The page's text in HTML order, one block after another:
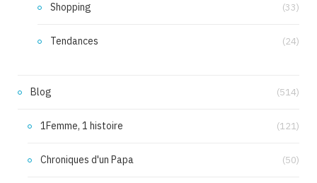
Shopping (33)
Tendances (24)
Blog (514)
1Femme, 1 histoire (121)
Chroniques d'un Papa (50)